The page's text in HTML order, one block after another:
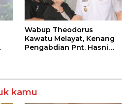
Wabup Theodorus
Kawatu Melayat, Kenang
Pengabdian Pnt. Hasni
kamu